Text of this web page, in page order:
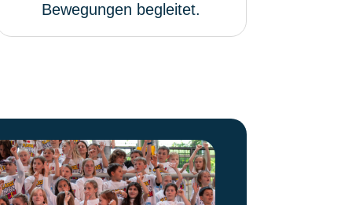
Bewegungen begleitet.